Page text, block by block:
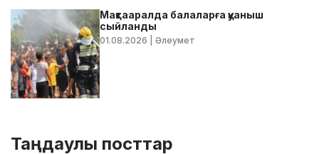
Мақтааралда балаларға қуаныш
сыйланды
01.08.2026 | Әлеумет
Таңдаулы посттар